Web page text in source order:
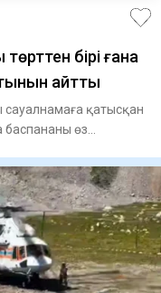
бірі ғана
айтты
қатысқан
баспананы өз